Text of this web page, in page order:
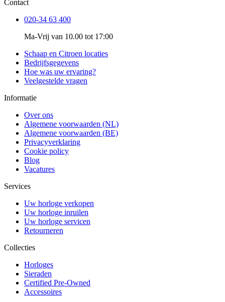
Contact
020-34 63 400
Ma-Vrij van 10.00 tot 17:00
Schaap en Citroen locaties
Bedrijfsgegevens
Hoe was uw ervaring?
Veelgestelde vragen
Informatie
Over ons
Algemene voorwaarden (NL)
Algemene voorwaarden (BE)
Privacyverklaring
Cookie policy
Blog
Vacatures
Services
Uw horloge verkopen
Uw horloge inruilen
Uw horloge servicen
Retourneren
Collecties
Horloges
Sieraden
Certified Pre-Owned
Accessoires